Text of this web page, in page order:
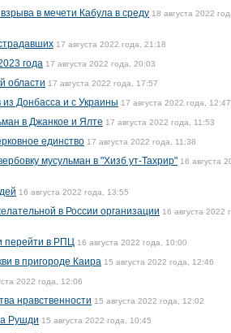
в мечети Кабула в среду 18 августа 2022
17 августа 2022 года, 21:18
года 17 августа 2022 года, 20:03
области 17 августа 2022 года, 17:57
Донбасса и с Украины 17 августа 2022 года, 12:47
в Джанкое и Ялте 17 августа 2022 года, 11:53
единство 17 августа 2022 года, 11:38
мусульман в "Хизб ут-Тахрир" 16 августа
16 августа 2022 года, 13:55
в России организации 16 августа 2022
перейти в РПЦ 16 августа 2022 года, 10:00
в пригороде Каира 15 августа 2022 года, 12:46
2022 года, 12:06
нравственности 15 августа 2022 года, 12:02
Рушди 15 августа 2022 года, 10:45